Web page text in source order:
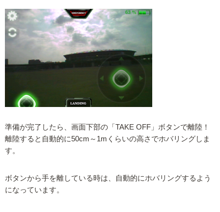
準備が完了したら、画面下部の「TAKE OFF」ボタンで離陸！
離陸すると自動的に50cm～1mくらいの高さでホバリングしま
す。
ボタンから手を離している時は、自動的にホバリングするよう
になっています。